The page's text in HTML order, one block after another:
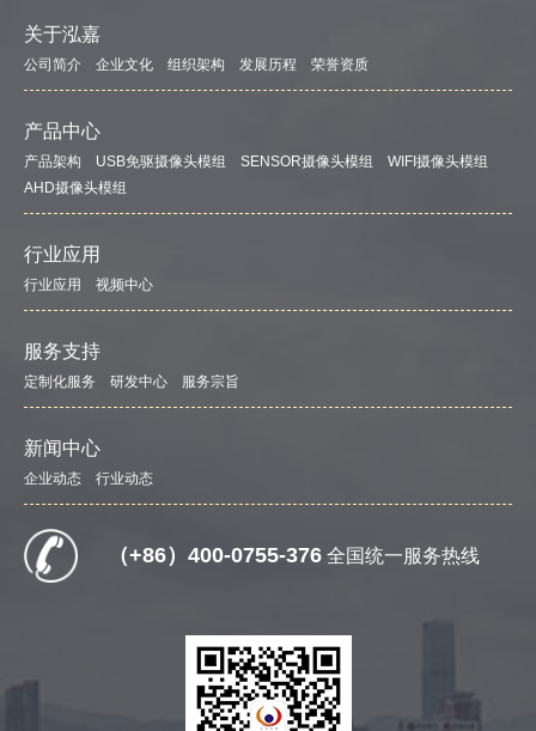
关于泓嘉
公司简介 企业文化 组织架构 发展历程 荣誉资质
产品中心
产品架构 USB免驱摄像头模组 SENSOR摄像头模组
WIFI摄像头模组
AHD摄像头模组
行业应用
行业应用 视频中心
服务支持
定制化服务 研发中心 服务宗旨
新闻中心
企业动态 行业动态
（+86）400-0755-376 全国统一服务热线